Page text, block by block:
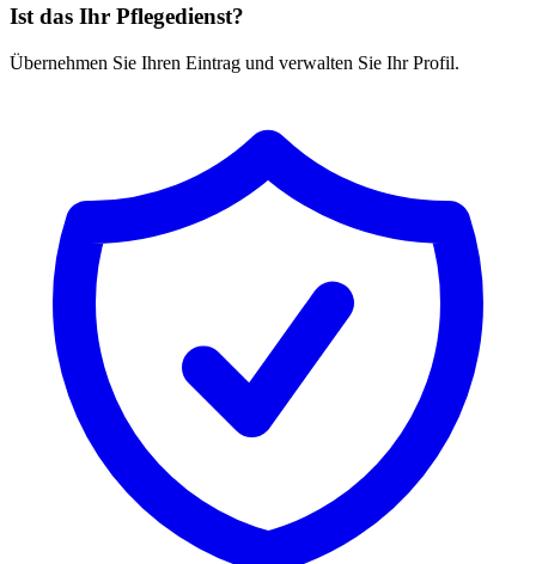
Ist das Ihr Pflegedienst?
Übernehmen Sie Ihren Eintrag und verwalten Sie Ihr Profil.